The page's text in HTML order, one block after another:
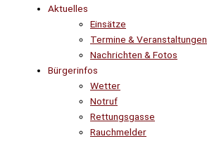
Aktuelles
Einsätze
Termine & Veranstaltungen
Nachrichten & Fotos
Bürgerinfos
Wetter
Notruf
Rettungsgasse
Rauchmelder